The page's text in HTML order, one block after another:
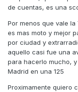
de cuentas, es una
Por menos que vale la
es mas moto y mejor
por ciudad y
aquello casi fue una
para hacerlo mucho,
Madrid en una 125
Proximamente quiero